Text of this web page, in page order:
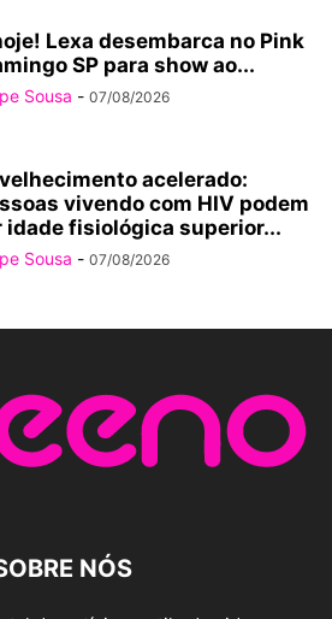
Lexa desembarca no Pink
SP para show ao...
Sousa - 07/08/2026
acelerado:
vivendo com HIV podem
idade fisiológica superior...
Sousa - 07/08/2026
NÓS